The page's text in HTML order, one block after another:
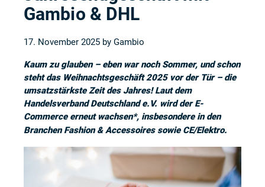
Gambio & DHL
17. November 2025 by Gambio
Kaum zu glauben – eben war noch Sommer, und schon
steht das Weihnachtsgeschäft 2025 vor der Tür – die
umsatzstärkste Zeit des Jahres! Laut dem
Handelsverband Deutschland e.V. wird der E-
Commerce erneut wachsen*, insbesondere in den
BranchenFashion & Accessoiressowie CE/Elektro.